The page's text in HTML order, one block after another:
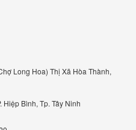
Long Hoa) Thị Xã Hòa Thành,
Hiệp Bình, Tp. Tây Ninh